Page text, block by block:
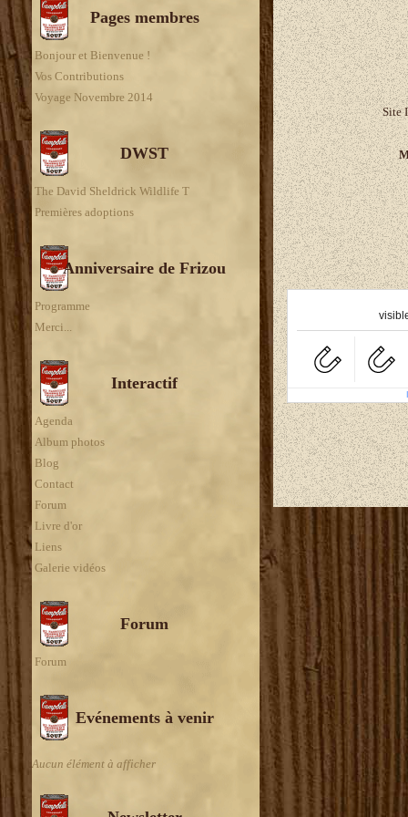
Pages membres
Bonjour et Bienvenue !
Vos Contributions
Voyage Novembre 2014
DWST
The David Sheldrick Wildlife T
Premières adoptions
Anniversaire de Frizou
Programme
Merci...
Interactif
Agenda
Album photos
Blog
Contact
Forum
Livre d'or
Liens
Galerie vidéos
Forum
Forum
Evénements à venir
Aucun élément à afficher
Site